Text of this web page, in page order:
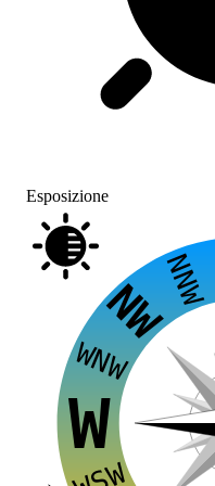
Esposizione
W
NW
WNW
NNW